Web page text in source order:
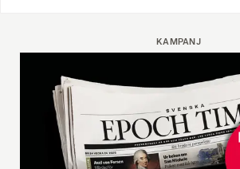
KAMPANJ